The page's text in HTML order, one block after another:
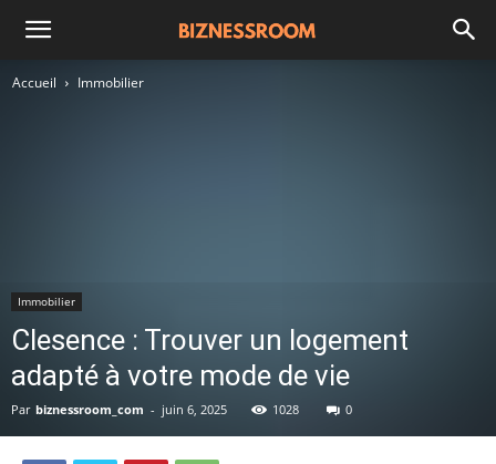
Accueil Immobilier
Immobilier
Clesence : Trouver un logement
adapté à votre mode de vie
Par biznessroom_com - juin 6, 2025 1028 0